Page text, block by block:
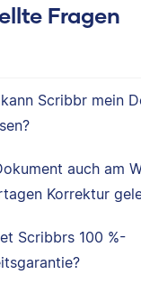
Fragen
Scribbr mein
auch am
Korrektur
Scribbrs 100 %-